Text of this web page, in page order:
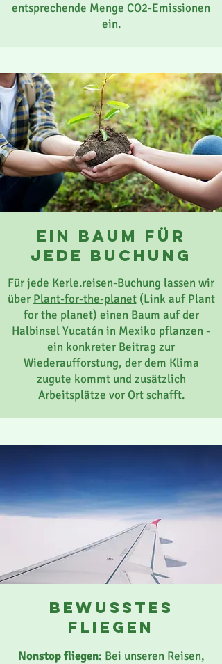
entsprechende Menge CO2-Emissionen
ein.
ein baum für
jede buchung
Für jede Kerle.reisen-Buchung lassen wir
über Plant-for-the-planet(Link auf Plant
for the planet) einen Baum auf der
Halbinsel Yucatán in Mexiko pflanzen -
ein konkreter Beitrag zur
Wiederaufforstung, der dem Klima
zugute kommt und zusätzlich
Arbeitsplätze vor Ort schafft.
bewusstes
fliegen
Nonstop fliegen: Bei unseren Reisen,